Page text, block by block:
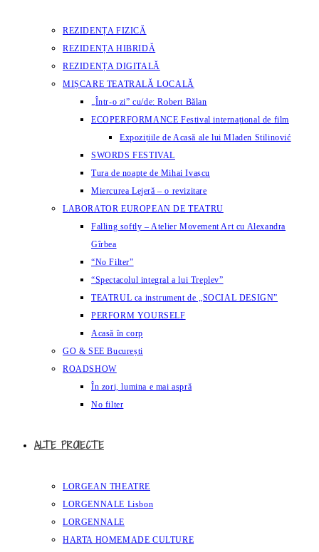
REZIDENȚA FIZICĂ
REZIDENȚA HIBRIDĂ
REZIDENȚA DIGITALĂ
MIȘCARE TEATRALĂ LOCALĂ
„Într-o zi” cu/de: Robert Bălan
ECOPERFORMANCE Festival internațional de film
Expozițiile de Acasă ale lui Mladen Stilinović
SWORDS FESTIVAL
Tura de noapte de Mihai Ivașcu
Miercurea Lejeră – o revizitare
LABORATOR EUROPEAN DE TEATRU
Falling softly – Atelier Movement Art cu Alexandra
Gîrbea
“No Filter”
“Spectacolul integral a lui Treplev”
TEATRUL ca instrument de „SOCIAL DESIGN”
PERFORM YOURSELF
Acasă în corp
GO & SEE București
ROADSHOW
În zori, lumina e mai aspră
No filter
ALTE PROIECTE
LORGEAN THEATRE
LORGENNALE Lisbon
LORGENNALE
HARTA HOMEMADE CULTURE